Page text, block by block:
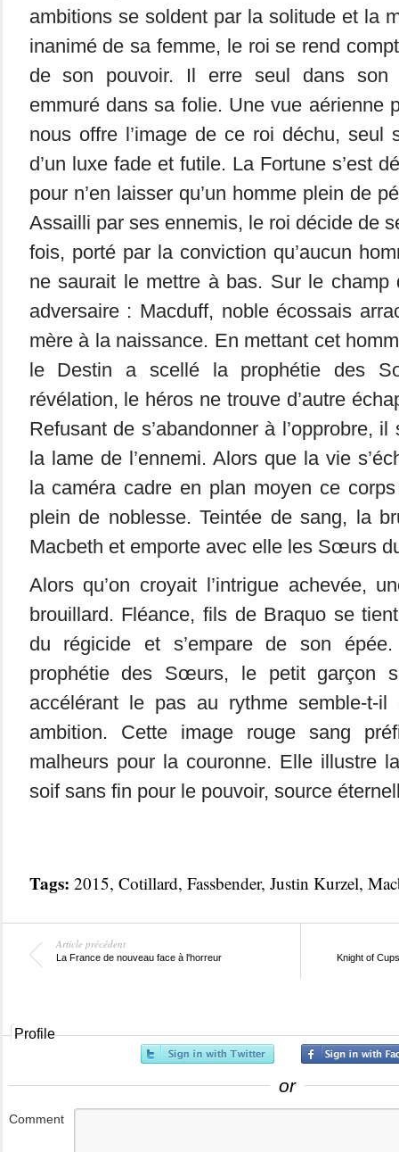
ambitions se soldent par la solitude et la
inanimé de sa femme, le roi se rend
de son pouvoir. Il erre seul dans son
emmuré dans sa folie. Une vue aérienne
nous offre l’image de ce roi déchu, seul
d’un luxe fade et futile. La Fortune s’est
pour n’en laisser qu’un homme plein de
Assailli par ses ennemis, le roi décide de
fois, porté par la conviction qu’aucun
ne saurait le mettre à bas. Sur le
adversaire : Macduff, noble écossais
mère à la naissance. En mettant cet
le Destin a scellé la prophétie des
révélation, le héros ne trouve d’autre
Refusant de s’abandonner à l’opprobre,
la lame de l’ennemi. Alors que la vie
la caméra cadre en plan moyen ce
plein de noblesse. Teintée de sang, la
Macbeth et emporte avec elle les Sœurs
Alors qu’on croyait l’intrigue achevée,
brouillard. Fléance, fils de Braquo se
du régicide et s’empare de son
prophétie des Sœurs, le petit garçon
accélérant le pas au rythme semble-t-il
ambition. Cette image rouge sang
malheurs pour la couronne. Elle illustre
soif sans fin pour le pouvoir, source
Tags: 2015, Cotillard, Fassbender, Justin Kurzel,
Article précédent
La France de nouveau face à l'horreur Knight of
Profile
or
Comment